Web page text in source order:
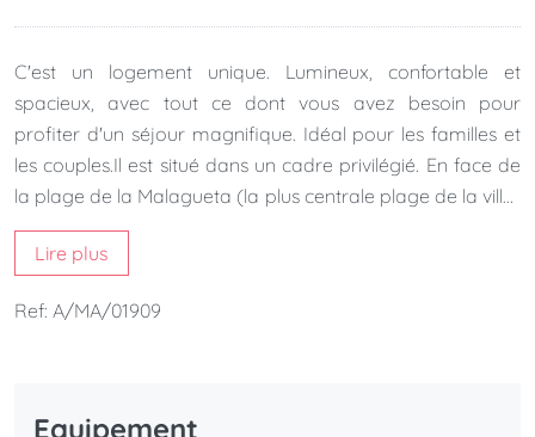
C'est un logement unique. Lumineux, confortable et
spacieux, avec tout ce dont vous avez besoin pour
profiter d'un séjour magnifique. Idéal pour les familles et
les couples.Il est situé dans un cadre privilégié. En face de
la plage de la Malagueta (la plus centrale plage de la ville)
avec une terrasse privée et à quelques mètres du centre
historique de la ville. C'est l'appartement parfait pour avoir
centre-ville.
Lire plus
Ref: A/MA/01909
Equipement